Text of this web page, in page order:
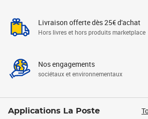
Livraison offerte dès 25€ d'achat
Hors livres et hors produits marketplace
Nos engagements
sociétaux et environnementaux
Applications La Poste